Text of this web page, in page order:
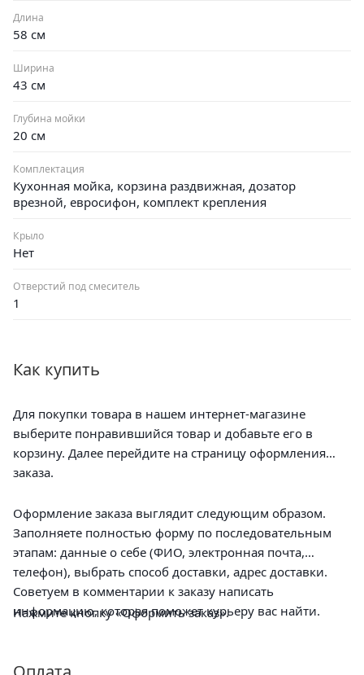
С набором 3 в 1 мелкие бытовые проблемы навсегда
возможно, станут новой традицией! Кухонные мойки
графитовые — популярный товар. Торопитесь, пока
Длина
58 см
Ширина
43 см
Глубина мойки
20 см
Комплектация
Кухонная мойка, корзина раздвижная, дозатор
врезной, евросифон, комплект крепления
Крыло
Нет
Отверстий под смеситель
1
Как купить
Для покупки товара в нашем интернет-магазине
выберите понравившийся товар и добавьте его в
корзину. Далее перейдите на страницу оформления
заказа.
Оформление заказа выглядит следующим образом.
Заполняете полностью форму по последовательным
этапам: данные о себе (ФИО, электронная почта,
телефон), выбрать способ доставки, адрес доставки.
Советуем в комментарии к заказу написать
информацию, которая поможет курьеру вас найти.
Нажмите кнопку «Оформить заказ».